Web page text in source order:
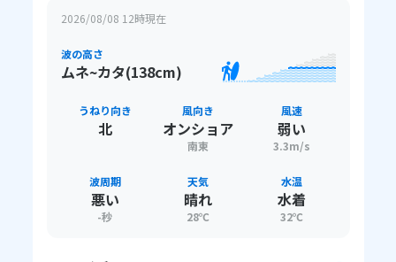
2026/08/08 12時現在
波の高さ
ムネ~カタ(138cm)
うねり向き
北
風向き
オンショア
南東
風速
弱い
3.3m/s
波周期
悪い
-秒
天気
晴れ
28℃
水温
水着
32℃